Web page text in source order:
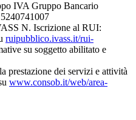
IVA Gruppo Bancario
N. Iscrizione al RUI:
ruipubblico.ivass.it/rui-
su soggetto abilitato e
prestazione dei servizi e attività
www.consob.it/web/area-